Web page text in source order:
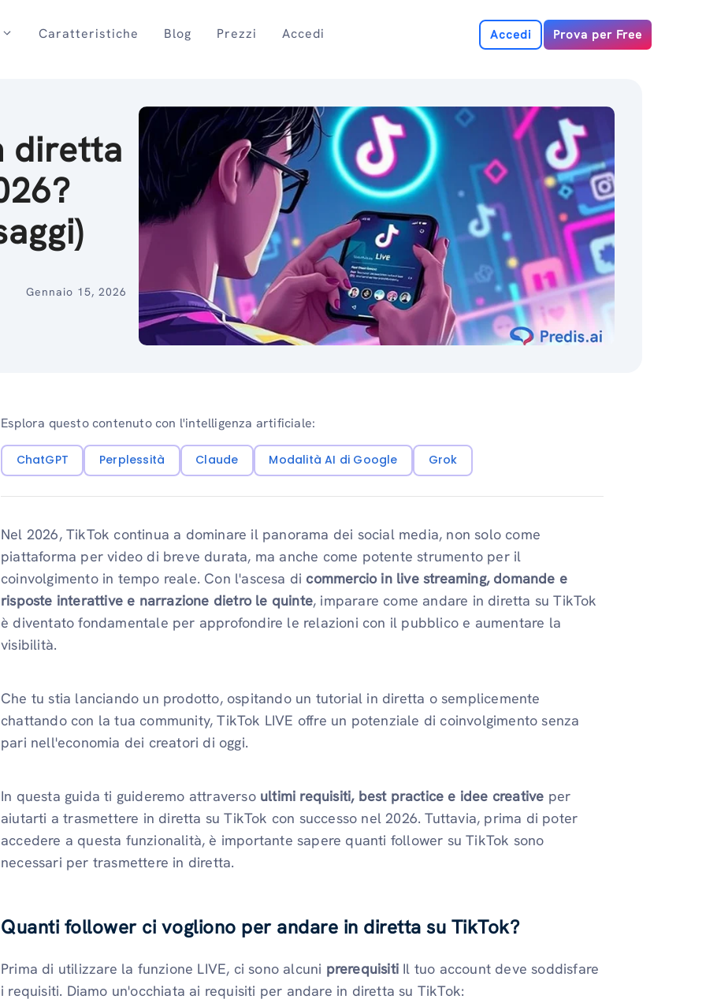
Caratteristiche Blog Prezzi Accedi Accedi Prova per Free
diretta
Gennaio 15, 2026
Esplora questo contenuto con l'intelligenza artificiale:
ChatGPT Perplessità Claude Modalità AI di Google Grok
Nel 2026, TikTok continua a dominare il panorama dei social media, non solo come
piattaforma per video di breve durata, ma anche come potente strumento per il
coinvolgimento in tempo reale. Con l'ascesa di commercio in live streaming, domande e
risposte interattive e narrazione dietro le quinte, imparare come andare in diretta su TikTok
è diventato fondamentale per approfondire le relazioni con il pubblico e aumentare la
visibilità.
Che tu stia lanciando un prodotto, ospitando un tutorial in diretta o semplicemente
chattando con la tua community, TikTok LIVE offre un potenziale di coinvolgimento senza
pari nell'economia dei creatori di oggi.
In questa guida ti guideremo attraverso ultimi requisiti, best practice e idee creative per
aiutarti a trasmettere in diretta su TikTok con successo nel 2026. Tuttavia, prima di poter
accedere a questa funzionalità, è importante sapere quanti follower su TikTok sono
necessari per trasmettere in diretta.
Quanti follower ci vogliono per andare in diretta su TikTok?
Prima di utilizzare la funzione LIVE, ci sono alcuni prerequisiti Il tuo account deve soddisfare
i requisiti. Diamo un'occhiata ai requisiti per andare in diretta su TikTok: